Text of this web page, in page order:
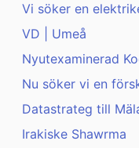
Vi söker en
VD | Umeå
Nyutexaminerad
Nu söker vi en
Datastrateg till
Irakiske Shawrma